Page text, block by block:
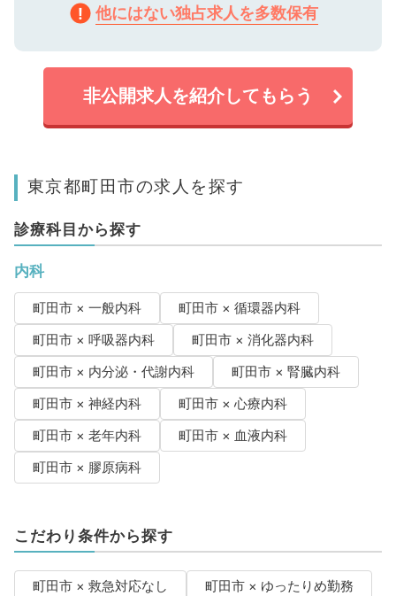
他にはない独占求人を多数保有
非公開求人を紹介してもらう
東京都町田市の求人を探す
診療科目から探す
内科
町田市 × 一般内科
町田市 × 循環器内科
町田市 × 呼吸器内科
町田市 × 消化器内科
町田市 × 内分泌・代謝内科
町田市 × 腎臓内科
町田市 × 神経内科
町田市 × 心療内科
町田市 × 老年内科
町田市 × 血液内科
町田市 × 膠原病科
こだわり条件から探す
町田市 × 救急対応なし
町田市 × ゆったりめ勤務